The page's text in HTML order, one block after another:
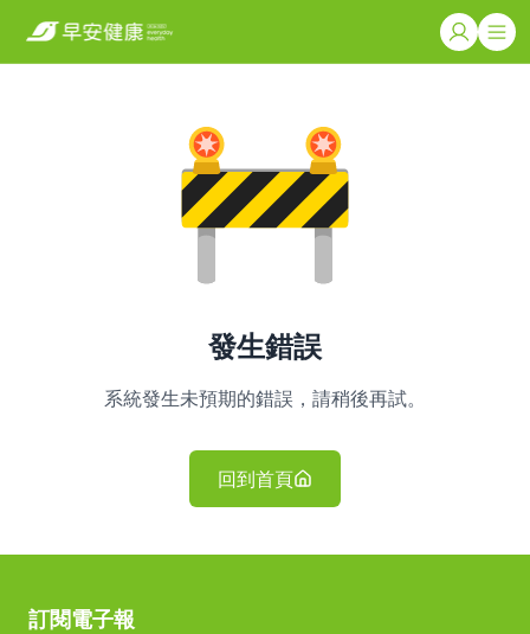
發生錯誤
系統發生未預期的錯誤，請稍後再試。
回到首頁
訂閱電子報